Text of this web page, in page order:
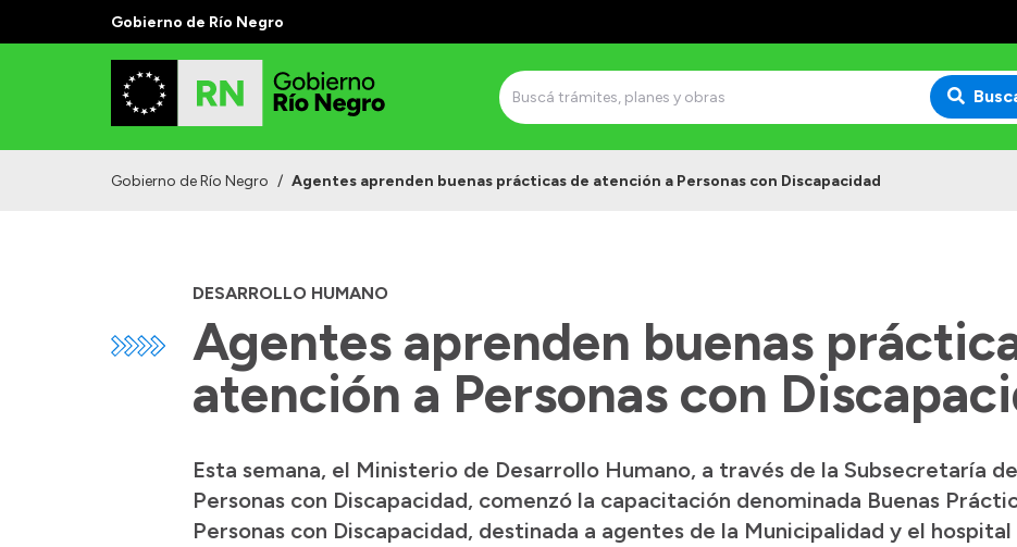
Gobierno de Río Negro
Gobierno de Río Negro / Agentes aprenden buenas prácticas de atención a Personas con Discapacidad
DESARROLLO HUMANO
Agentes aprenden buenas
atención a Personas con
Esta semana, el Ministerio de Desarrollo Humano, a través de la Subsecretaría
Personas con Discapacidad, comenzó la capacitación denominada Buenas
Personas con Discapacidad, destinada a agentes de la Municipalidad y el